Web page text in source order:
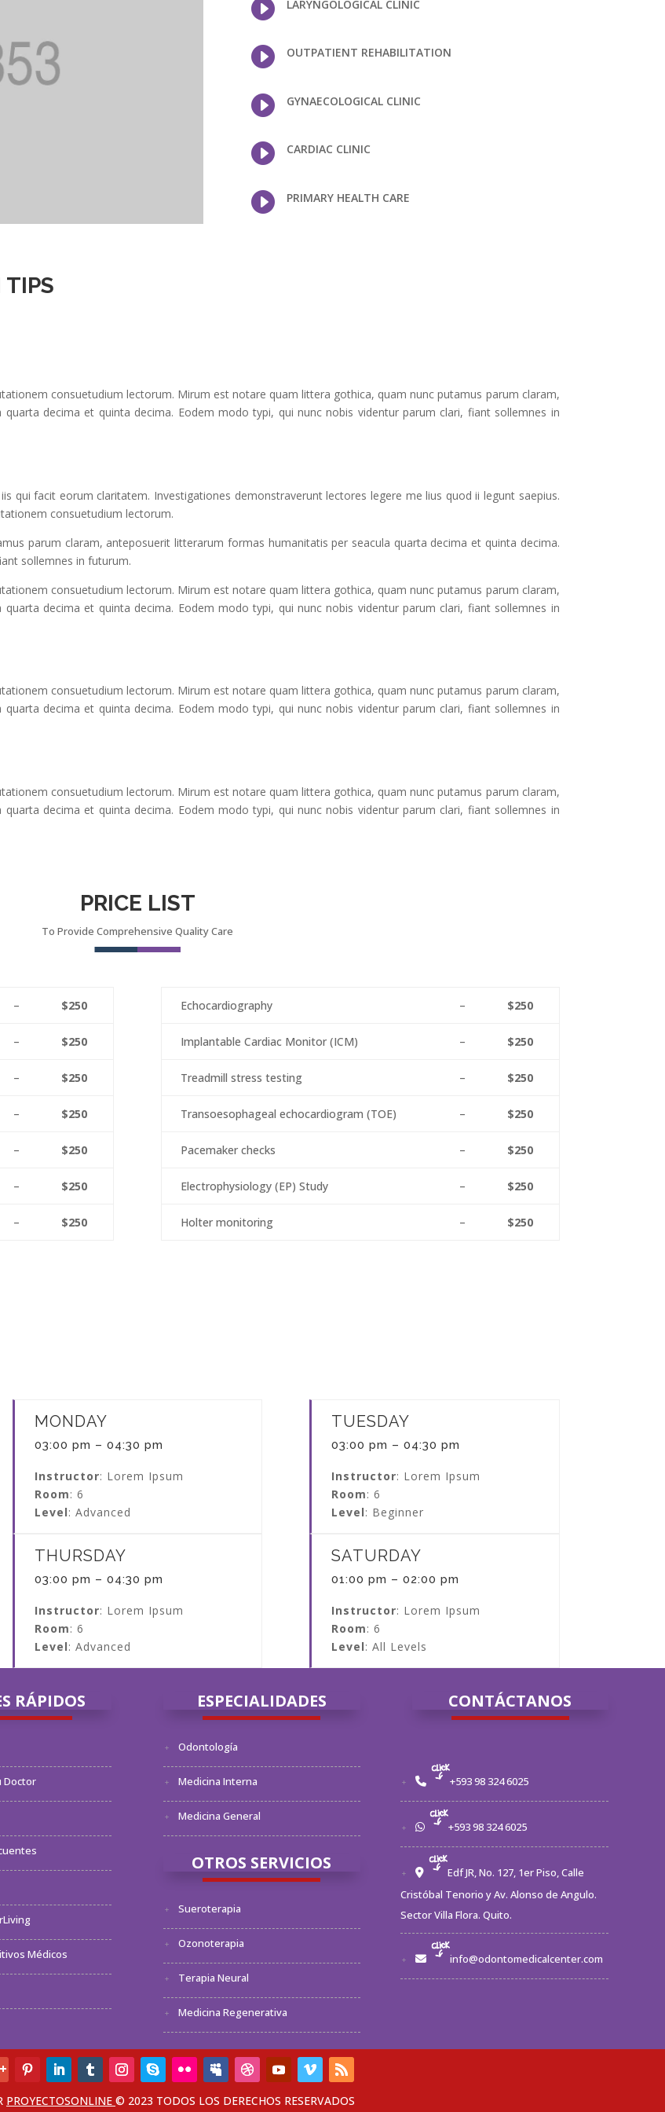
 LARYNGOLOGICAL CLINIC
 OUTPATIENT REHABILITATION
 GYNAECOLOGICAL CLINIC
 CARDIAC CLINIC
 PRIMARY HEALTH CARE
TIPS
consuetudium lectorum. Mirum est notare quam littera gothica, quam nunc putamus parum claram,
decima et quinta decima. Eodem modo typi, qui nunc nobis videntur parum clari, fiant sollemnes in
qui facit eorum claritatem. Investigationes demonstraverunt lectores legere me lius quod ii legunt saepius.
consuetudium lectorum.
parum claram, anteposuerit litterarum formas humanitatis per seacula quarta decima et quinta decima.
sollemnes in futurum.
consuetudium lectorum. Mirum est notare quam littera gothica, quam nunc putamus parum claram,
decima et quinta decima. Eodem modo typi, qui nunc nobis videntur parum clari, fiant sollemnes in
consuetudium lectorum. Mirum est notare quam littera gothica, quam nunc putamus parum claram,
decima et quinta decima. Eodem modo typi, qui nunc nobis videntur parum clari, fiant sollemnes in
consuetudium lectorum. Mirum est notare quam littera gothica, quam nunc putamus parum claram,
decima et quinta decima. Eodem modo typi, qui nunc nobis videntur parum clari, fiant sollemnes in
PRICE LIST
To Provide Comprehensive Quality Care
– $250
– $250
– $250
– $250
– $250
– $250
– $250
Echocardiography – $250
Implantable Cardiac Monitor (ICM) – $250
Treadmill stress testing – $250
Transoesophageal echocardiogram (TOE) – $250
Pacemaker checks – $250
Electrophysiology (EP) Study – $250
Holter monitoring – $250
MONDAY
03:00 pm – 04:30 pm
Instructor: Lorem Ipsum
Room: 6
Level: Advanced
TUESDAY
03:00 pm – 04:30 pm
Instructor: Lorem Ipsum
Room: 6
Level: Beginner
THURSDAY
03:00 pm – 04:30 pm
Instructor: Lorem Ipsum
Room: 6
Level: Advanced
SATURDAY
01:00 pm – 02:00 pm
Instructor: Lorem Ipsum
Room: 6
Level: All Levels
RÁPIDOS
Doctor
Médicos
ESPECIALIDADES
Odontología
Medicina Interna
Medicina General
OTROS SERVICIOS
Sueroterapia
Ozonoterapia
Terapia Neural
Medicina Regenerativa
CONTÁCTANOS
+593 98 324 6025
+593 98 324 6025
Edf JR, No. 127, 1er Piso, Calle
Cristóbal Tenorio y Av. Alonso de Angulo.
Sector Villa Flora. Quito.
info@odontomedicalcenter.com
PROYECTOSONLINE © 2023 TODOS LOS DERECHOS RESERVADOS